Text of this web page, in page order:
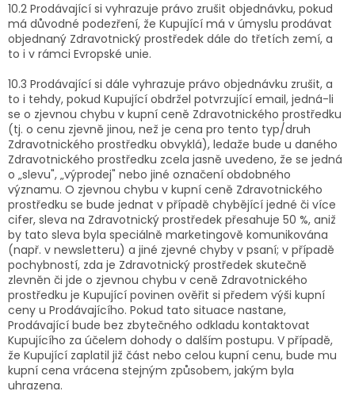
10.2 Prodávající si vyhrazuje právo zrušit objednávku, pokud
má důvodné podezření, že Kupující má v úmyslu prodávat
objednaný Zdravotnický prostředek dále do třetích zemí, a
to i v rámci Evropské unie.
10.3 Prodávající si dále vyhrazuje právo objednávku zrušit, a
to i tehdy, pokud Kupující obdržel potvrzující email, jedná-li
se o zjevnou chybu v kupní ceně Zdravotnického prostředku
(tj. o cenu zjevně jinou, než je cena pro tento typ/druh
Zdravotnického prostředku obvyklá), ledaže bude u daného
Zdravotnického prostředku zcela jasně uvedeno, že se jedná
o „slevu", „výprodej" nebo jiné označení obdobného
významu. O zjevnou chybu v kupní ceně Zdravotnického
prostředku se bude jednat v případě chybějící jedné či více
cifer, sleva na Zdravotnický prostředek přesahuje 50 %, aniž
by tato sleva byla speciálně marketingově komunikována
(např. v newsletteru) a jiné zjevné chyby v psaní; v případě
pochybností, zda je Zdravotnický prostředek skutečně
zlevněn či jde o zjevnou chybu v ceně Zdravotnického
prostředku je Kupující povinen ověřit si předem výši kupní
ceny u Prodávajícího. Pokud tato situace nastane,
Prodávající bude bez zbytečného odkladu kontaktovat
Kupujícího za účelem dohody o dalším postupu. V případě,
že Kupující zaplatil již část nebo celou kupní cenu, bude mu
kupní cena vrácena stejným způsobem, jakým byla
uhrazena.